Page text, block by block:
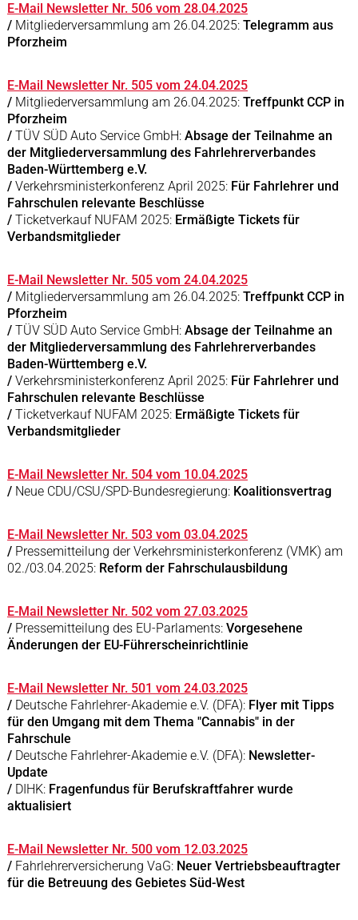
E-Mail Newsletter Nr. 506 vom 28.04.2025
/ Mitgliederversammlung am 26.04.2025: Telegramm aus
Pforzheim
E-Mail Newsletter Nr. 505 vom 24.04.2025
/ Mitgliederversammlung am 26.04.2025: Treffpunkt CCP in
Pforzheim
/ TÜV SÜD Auto Service GmbH:Absage der Teilnahme an
der Mitgliederversammlung des Fahrlehrerverbandes
Baden-Württemberg e.V.
/ Verkehrsministerkonferenz April 2025:Für Fahrlehrer und
Fahrschulen relevante Beschlüsse
/ Ticketverkauf NUFAM 2025: Ermäßigte Tickets für
Verbandsmitglieder
E-Mail Newsletter Nr. 505 vom 24.04.2025
/ Mitgliederversammlung am 26.04.2025: Treffpunkt CCP in
Pforzheim
/ TÜV SÜD Auto Service GmbH:Absage der Teilnahme an
der Mitgliederversammlung des Fahrlehrerverbandes
Baden-Württemberg e.V.
/ Verkehrsministerkonferenz April 2025:Für Fahrlehrer und
Fahrschulen relevante Beschlüsse
/ Ticketverkauf NUFAM 2025: Ermäßigte Tickets für
Verbandsmitglieder
E-Mail Newsletter Nr. 504 vom 10.04.2025
/ Neue CDU/CSU/SPD-Bundesregierung: Koalitionsvertrag
E-Mail Newsletter Nr. 503 vom 03.04.2025
/ Pressemitteilung der Verkehrsministerkonferenz (VMK) am
02./03.04.2025: Reform der Fahrschulausbildung
E-Mail Newsletter Nr. 502 vom 27.03.2025
/ Pressemitteilung des EU-Parlaments:Vorgesehene
Änderungen der EU-Führerscheinrichtlinie
E-Mail Newsletter Nr. 501 vom 24.03.2025
/ Deutsche Fahrlehrer-Akademie e.V. (DFA): Flyer mit Tipps
für den Umgang mit dem Thema "Cannabis" in der
Fahrschule
/ Deutsche Fahrlehrer-Akademie e.V. (DFA):Newsletter-
Update
/ DIHK: Fragenfundus für Berufskraftfahrer wurde
aktualisiert
E-Mail Newsletter Nr. 500 vom 12.03.2025
/ Fahrlehrerversicherung VaG: Neuer Vertriebsbeauftragter
für die Betreuung des Gebietes Süd-West